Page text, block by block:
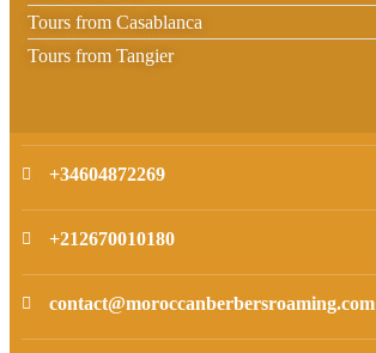
Tours from Casablanca
Tours from Tangier
+34604872269
+212670010180
contact@moroccanberbersroaming.com